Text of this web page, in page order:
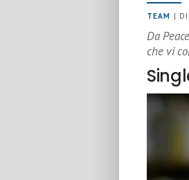
TEAM |
Da
che vi